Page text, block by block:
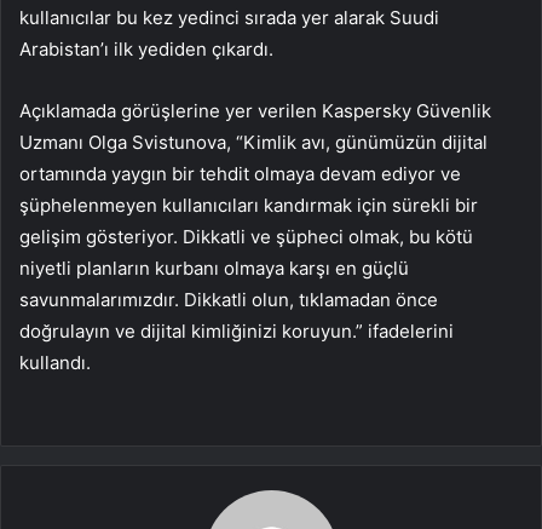
kullanıcılar bu kez yedinci sırada yer alarak Suudi
Arabistan’ı ilk yediden çıkardı.
Açıklamada görüşlerine yer verilen Kaspersky Güvenlik
Uzmanı Olga Svistunova, “Kimlik avı, günümüzün dijital
ortamında yaygın bir tehdit olmaya devam ediyor ve
şüphelenmeyen kullanıcıları kandırmak için sürekli bir
gelişim gösteriyor. Dikkatli ve şüpheci olmak, bu kötü
niyetli planların kurbanı olmaya karşı en güçlü
savunmalarımızdır. Dikkatli olun, tıklamadan önce
doğrulayın ve dijital kimliğinizi koruyun.” ifadelerini
kullandı.